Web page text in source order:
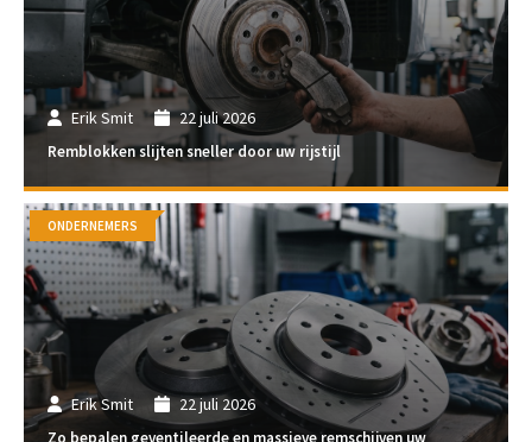
Erik Smit 22 juli 2026
Remblokken slijten sneller door uw rijstijl
Erik Smit 22 juli 2026
Zo bepalen geventileerde en massieve remschijven uw
ONDERNEMERS